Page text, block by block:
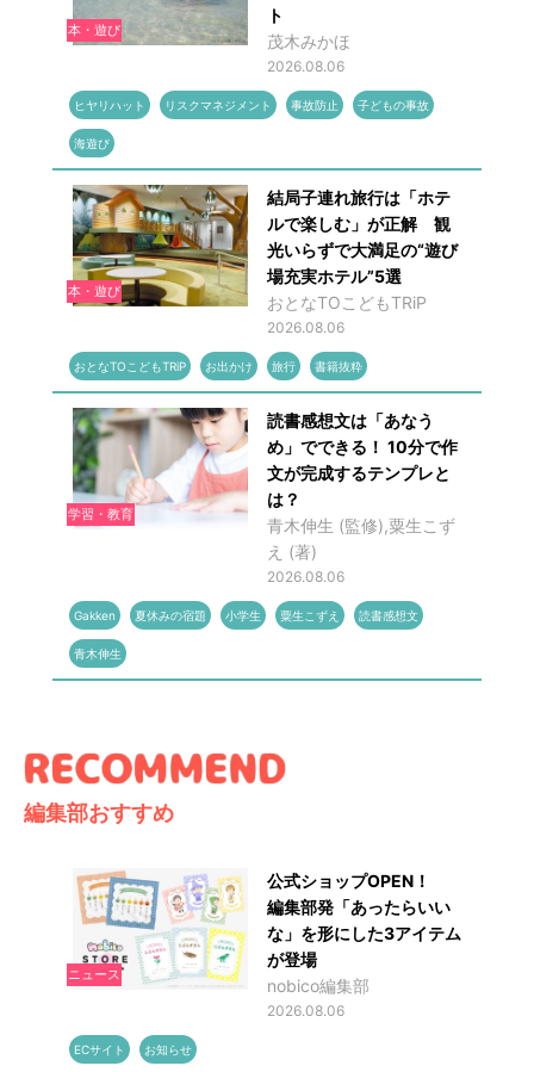
本・遊び
ト
茂木みかほ
2026.08.06
ヒヤリハット リスクマネジメント 事故防止 子どもの事故
海遊び
本・遊び
結局子連れ旅行は「ホテ
ルで楽しむ」が正解 観
光いらずで大満足の“遊び
場充実ホテル”5選
おとなTOこどもTRiP
2026.08.06
おとなTOこどもTRiP お出かけ 旅行 書籍抜粋
学習・教育
読書感想文は「あなう
め」でできる！ 10分で作
文が完成するテンプレと
は？
青木伸生 (監修),粟生こず
え (著)
2026.08.06
Gakken 夏休みの宿題 小学生 粟生こずえ 読書感想文
青木伸生
編集部おすすめ
ニュース
公式ショップOPEN！
編集部発「あったらいい
な」を形にした3アイテム
が登場
nobico編集部
2026.08.06
ECサイト お知らせ